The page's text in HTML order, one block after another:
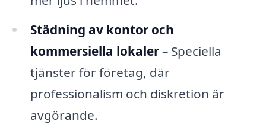
Städning av kontor och
kommersiella lokaler– Speciella
tjänster för företag, där
professionalism och diskretion är
avgörande.